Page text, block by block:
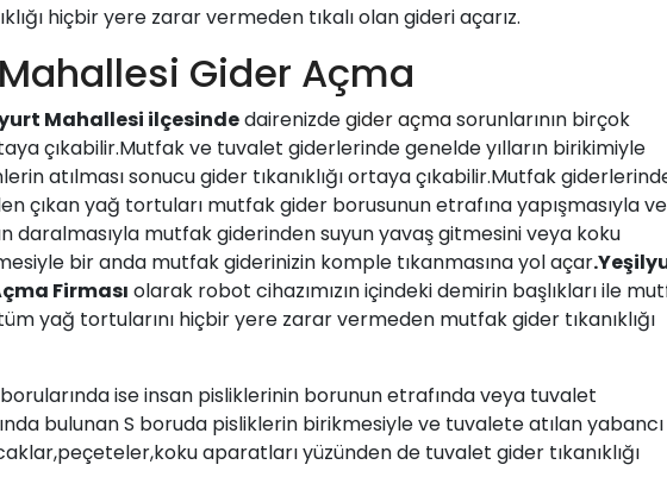
hiçbir yere zarar vermeden tıkalı olan gideri açarız.
Gider Açma
Mahallesi ilçesindedairenizdegider açmasorunlarının birçok
çıkabilir.Mutfak ve tuvalet giderlerinde genelde yılların birikimiyle
atılması sonucu gider tıkanıklığı ortaya çıkabilir.Mutfak
çıkan yağ tortuları mutfak gider borusunun etrafına yapışmasıyla ve
daralmasıyla mutfak giderinden suyun yavaş gitmesini veya koku
bir anda mutfak giderinizin komple tıkanmasına yol açar.
Firması olarak robot cihazımızın içindeki demirin başlıkları ile
yağ tortularını hiçbir yere zarar vermeden mutfak gider tıkanıklığı
ise insan pisliklerinin borunun etrafında veya tuvalet
bulunan S boruda pisliklerin birikmesiyle ve tuvalete atılan yabancı
aparatları yüzünden de tuvalet gider tıkanıklığı